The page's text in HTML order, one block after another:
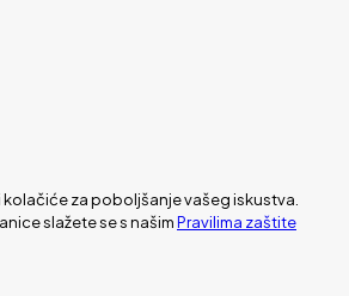
za poboljšanje vašeg iskustva.
slažete se s našimPravilima zaštite